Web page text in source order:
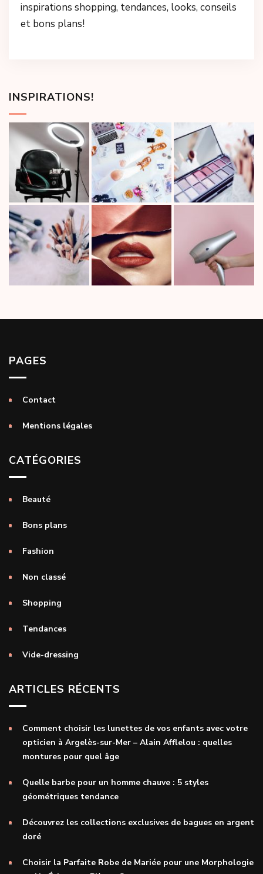
inspirations shopping, tendances, looks, conseils
et bons plans!
INSPIRATIONS!
PAGES
Contact
Mentions légales
CATÉGORIES
Beauté
Bons plans
Fashion
Non classé
Shopping
Tendances
Vide-dressing
ARTICLES RÉCENTS
Comment choisir les lunettes de vos enfants avec votre
opticien à Argelès-sur-Mer – Alain Afflelou : quelles
montures pour quel âge
Quelle barbe pour un homme chauve : 5 styles
géométriques tendance
Découvrez les collections exclusives de bagues en argent
doré
Choisir la Parfaite Robe de Mariée pour une Morphologie